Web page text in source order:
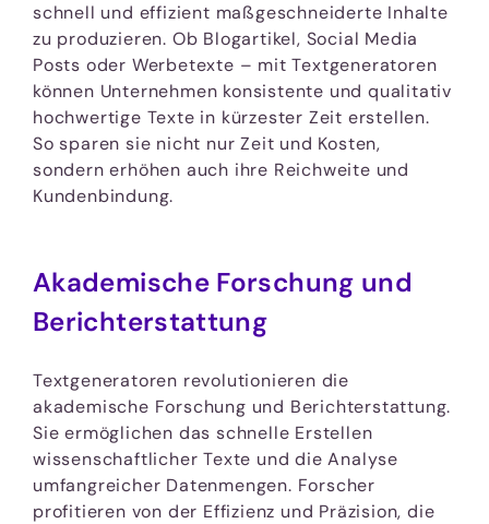
schnell und effizient maßgeschneiderte Inhalte
zu produzieren. Ob Blogartikel, Social Media
Posts oder Werbetexte – mit Textgeneratoren
können Unternehmen konsistente und qualitativ
hochwertige Texte in kürzester Zeit erstellen.
So sparen sie nicht nur Zeit und Kosten,
sondern erhöhen auch ihre Reichweite und
Kundenbindung.
Akademische Forschung und
Berichterstattung
Textgeneratoren revolutionieren die
akademische Forschung und Berichterstattung.
Sie ermöglichen das schnelle Erstellen
wissenschaftlicher Texte und die Analyse
umfangreicher Datenmengen. Forscher
profitieren von der Effizienz und Präzision, die